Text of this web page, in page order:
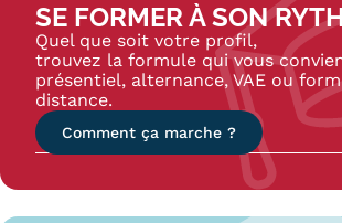
SE FORMER À SON
Quel que soit votre profil,
trouvez la formule qui vous
présentiel, alternance, VAE ou
distance.
Comment ça marche ?